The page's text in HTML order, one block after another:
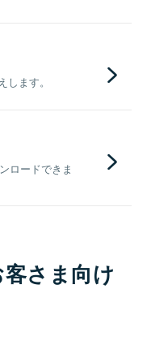
ます。
ロードできま
さま向け